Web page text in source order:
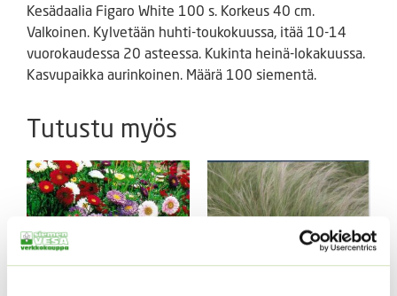
Kesädaalia Figaro White 100 s. Korkeus 40 cm.
Valkoinen. Kylvetään huhti-toukokuussa, itää 10-14
vuorokaudessa 20 asteessa. Kukinta heinä-lokakuussa.
Kasvupaikka aurinkoinen. Määrä 100 siementä.
Tutustu myös